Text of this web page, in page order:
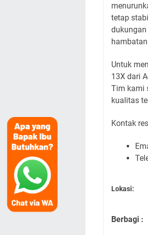
tetap
Untuk
13X dari
Tim kami
kualitas
Kontak
Lokasi:
Berbagi :